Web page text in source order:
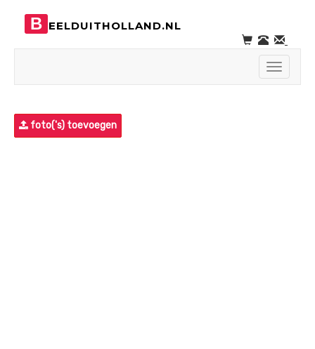
B EELDUITHOLLAND.NL
Toggle
foto('s) toevoegen